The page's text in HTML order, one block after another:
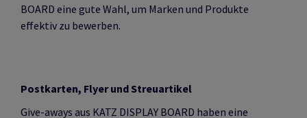
BOARD eine gute Wahl, um Marken und Produkte
effektiv zu bewerben.
Postkarten, Flyer und Streuartikel
Give-aways aus KATZ DISPLAY BOARD haben eine